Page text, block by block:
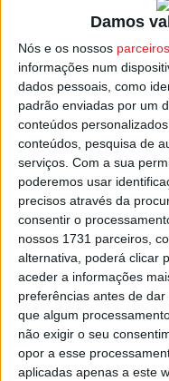
Damos
Nós e os nossos parceiros
informações num
dados pessoais, como
padrão enviadas por um
conteúdos
conteúdos, pesquisa de
serviços. Com a sua
poderemos usar
precisos através da
consentir o
nossos 1731 parceiros,
alternativa, poderá clicar
aceder a informações
preferências antes de dar
que algum
não exigir o seu
opor a esse
aplicadas apenas a este
de 25 anos, por
também um homem
com uma taxa de
Esta e outras notícias
FM ou em
TAGS PSP Viseu